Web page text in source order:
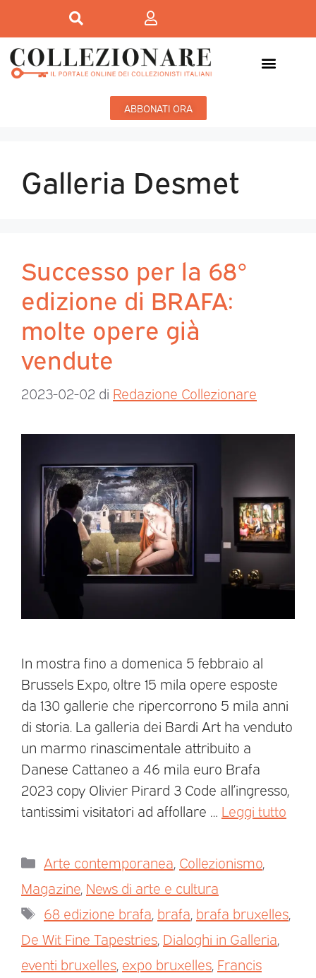
ABBONATI ORA
Galleria Desmet
Successo per la 68°
edizione di BRAFA:
molte opere già
vendute
2023-02-02 di Redazione Collezionare
In mostra fino a domenica 5 febbraio al
Brussels Expo, oltre 15 mila opere esposte
da 130 gallerie che ripercorrono 5 mila anni
di storia. La galleria dei Bardi Art ha venduto
un marmo rinascimentale attribuito a
Danese Cattaneo a 46 mila euro Brafa
2023 copy Olivier Pirard 3 Code all’ingresso,
tantissimi visitatori ad affollare … Leggi tutto
Arte contemporanea Collezionismo
Magazine News di arte e cultura
68 edizione brafa brafa brafa bruxelles
De Wit Fine Tapestries Dialoghi in Galleria
eventi bruxelles expo bruxelles Francis